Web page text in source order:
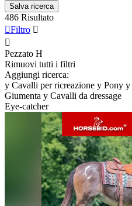
Salva ricerca
486 Risultato
Filtro 

Pezzato H
Rimuovi tutti i filtri
Aggiungi ricerca:
y Cavalli per ricreazione y Pony y
Giumenta y Cavalli da dressage
Eye-catcher